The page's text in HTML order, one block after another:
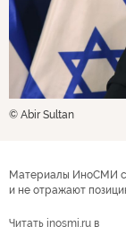
© Abir Sultan
Материалы ИноСМИ
и не отражают
Читать inosmi.ru в